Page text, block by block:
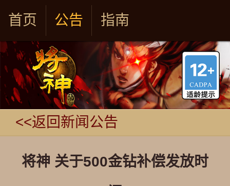
首页 公告 指南
<<返回新闻公告
将神 关于500金钻补偿发放时